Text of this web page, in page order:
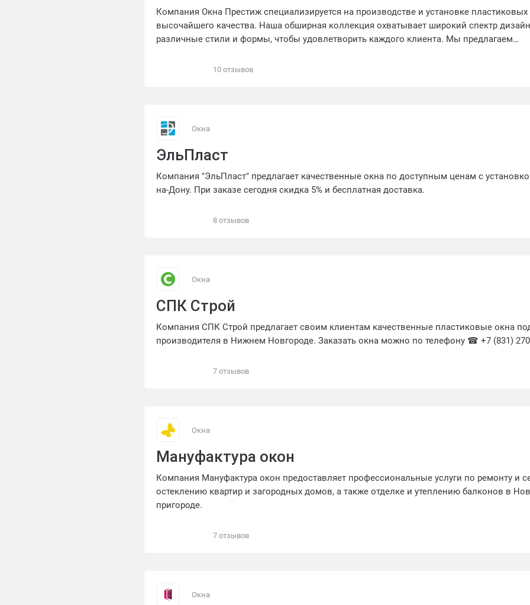
Компания Окна Престиж специализируется на производстве и установке пластиковых
высочайшего качества. Наша обширная коллекция охватывает широкий спектр
различные стили и формы, чтобы удовлетворить каждого клиента. Мы предлагаем
гарантировать оптимальное решение для требований и предпочтений наших клиентов.
10 отзывов
Окна
ЭльПласт
Компания "ЭльПласт" предлагает качественные окна по доступным ценам с
на-Дону. При заказе сегодня скидка 5% и бесплатная доставка.
8 отзывов
Окна
СПК Строй
Компания СПК Строй предлагает своим клиентам качественные пластиковые окна
производителя в Нижнем Новгороде. Заказать окна можно по телефону ☎ +7 (831)
7 отзывов
Окна
Мануфактура окон
Компания Мануфактура окон предоставляет профессиональные услуги по ремонту и
остеклению квартир и загородных домов, а также отделке и утеплению балконов в
пригороде.
7 отзывов
Окна